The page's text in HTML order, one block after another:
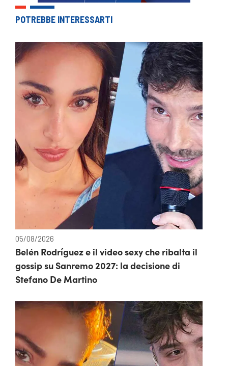
POTREBBE INTERESSARTI
05/08/2026
Belén Rodríguez e il video sexy che ribalta il
gossip su Sanremo 2027: la decisione di
Stefano De Martino